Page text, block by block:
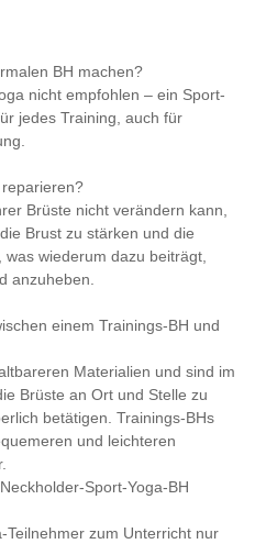
BH machen?
nicht empfohlen – ein Sport-
jedes Training, auch für
Brüste nicht verändern kann,
Brust zu stärken und die
wiederum dazu beiträgt,
anzuheben.
einem Trainings-BH und
Materialien und sind im
Brüste an Ort und Stelle zu
betätigen. Trainings-BHs
und leichteren
Sport-Yoga-BH
Teilnehmer zum Unterricht nur